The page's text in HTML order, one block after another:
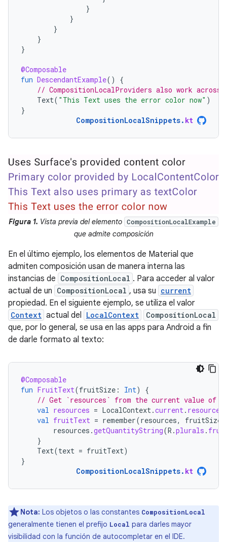
}
}
}
}
}
@Composable
fun DescendantExample()
{
// CompositionLocalProviders also work across
Text( "This Text uses the error color now" )
}
CompositionLocalSnippets. kt
Figura 1. Vista previa del elemento CompositionLocalExample
que admite composición
En el último ejemplo, los elementos de Material que
admiten composición usan de manera interna las
instancias de CompositionLocal . Para acceder al valor
actual de un CompositionLocal , usa su current
propiedad. En el siguiente ejemplo, se utiliza el valor
Context actual del LocalContext CompositionLocal
que, por lo general, se usa en las apps para Android a fin
de darle formato al texto:
@Composable
fun FruitText(fruitSize : Int)
{
// Get `resources` from the current value of
val resources = LocalContext.current. resources
val fruitText = remember(resources, fruitSize
resources .getQuantityString(R .plurals .
}
Text(text = fruitText)
}
CompositionLocalSnippets. kt
Nota: Los objetos o las constantes CompositionLocal
generalmente tienen el prefijo Local para darles mayor
visibilidad con la función de autocompletar en el IDE.